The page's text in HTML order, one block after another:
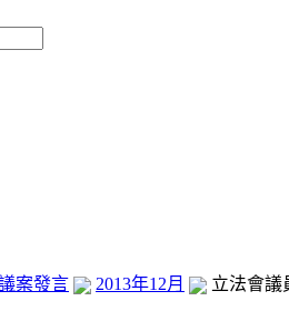
案發言 2013年12月 立法會議